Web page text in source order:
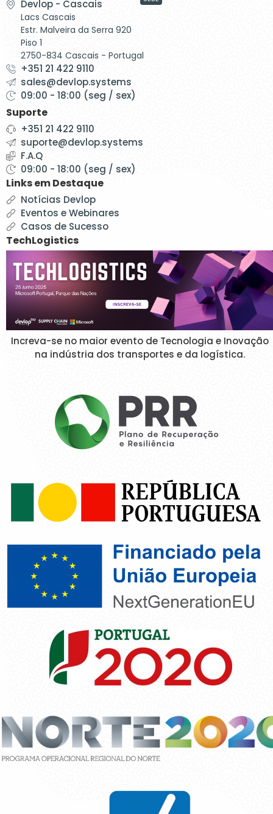
Devlop - Cascais
Lacs Cascais
Estr. Malveira da Serra 920
Piso 1
2750-834 Cascais - Portugal
+351 21 422 9110
sales@devlop.systems
09:00 - 18:00 (seg / sex)
Suporte
+351 21 422 9110
suporte@devlop.systems
F.A.Q
09:00 - 18:00 (seg / sex)
Links em Destaque
Notícias Devlop
Eventos e Webinares
Casos de Sucesso
TechLogistics
Increva-se no maior evento de Tecnologia e Inovação
na indústria dos transportes e da logística.